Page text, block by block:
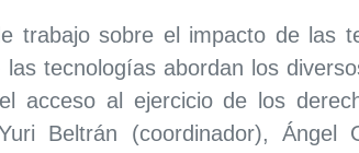
trabajo sobre el impacto de las
tecnologías abordan los
acceso al ejercicio de los
Beltrán (coordinador), Ángel